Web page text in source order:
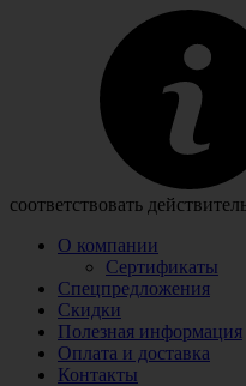
соответствовать
О компании
Сертификаты
Спецпредложения
Скидки
Полезная информация
Оплата и доставка
Контакты